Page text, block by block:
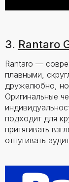
3. Rantaro
Rantaro —
плавными,
дружелюбно,
Оригинальные
подходит для
притягивать
отпугивать